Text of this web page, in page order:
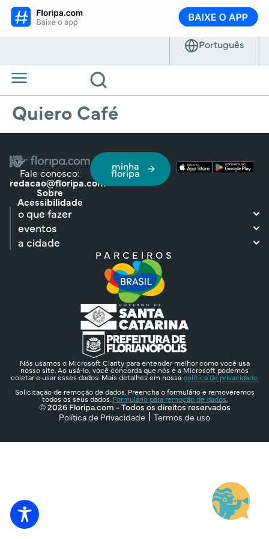
Quiero Café
Fale conosco:
redacao@floripa.com
Sobre
Acessibilidade
minha
floripa
o que fazer
eventos
a cidade
PARCEIROS
Nós usamos o Microsoft Clarity para entender melhor como você usa
nosso site. Ao usá-lo, você concorda que nós e a Microsoft podemos
coletar e usar esses dados. Mais detalhes em nossa política de privacidade.
Solicitação de remoção de dados. Preencha o formulário e removeremos
todos os seus dados. Formulário para remoção de dados.
© 2026 Floripa.com - Todos os direitos reservados
Política de Privacidade
Termos de uso